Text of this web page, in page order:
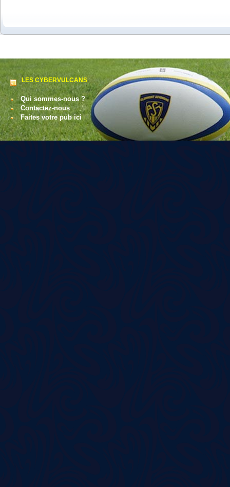
LES CYBERVULCANS
Qui sommes-nous ?
Contactez-nous
Faites votre pub ici